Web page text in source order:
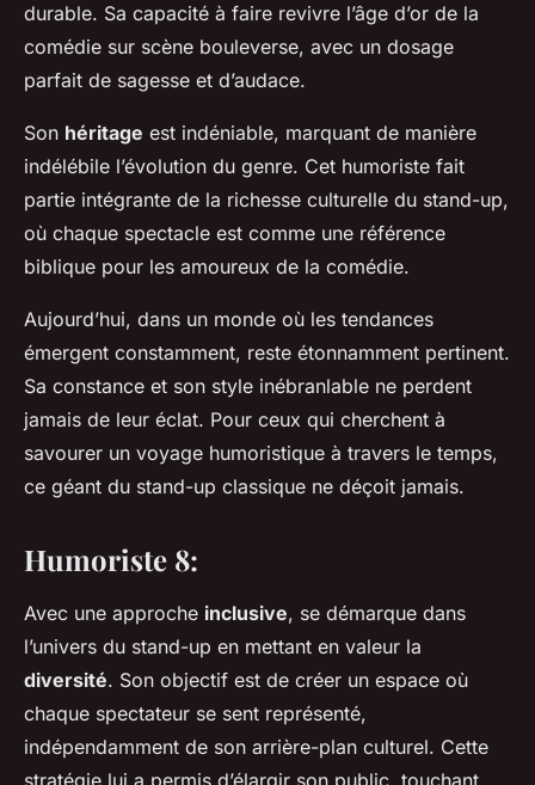
durable. Sa capacité à faire revivre l’âge d’or de la
comédie sur scène bouleverse, avec un dosage
parfait de sagesse et d’audace.
Son héritage est indéniable, marquant de manière
indélébile l’évolution du genre. Cet humoriste fait
partie intégrante de la richesse culturelle du stand-up,
où chaque spectacle est comme une référence
biblique pour les amoureux de la comédie.
Aujourd’hui, dans un monde où les tendances
émergent constamment, reste étonnamment pertinent.
Sa constance et son style inébranlable ne perdent
jamais de leur éclat. Pour ceux qui cherchent à
savourer un voyage humoristique à travers le temps,
ce géant du stand-up classique ne déçoit jamais.
Humoriste 8:
Avec une approche inclusive, se démarque dans
l’univers du stand-up en mettant en valeur la
diversité. Son objectif est de créer un espace où
chaque spectateur se sent représenté,
indépendamment de son arrière-plan culturel. Cette